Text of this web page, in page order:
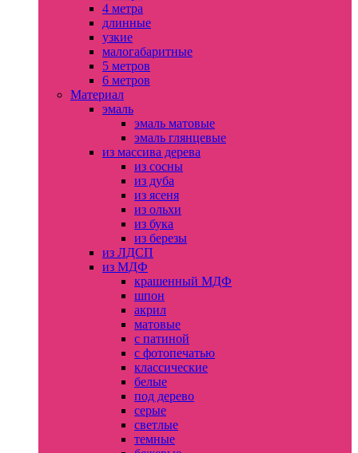
4 метра
длинные
узкие
малогабаритные
5 метров
6 метров
Материал
эмаль
эмаль матовые
эмаль глянцевые
из массива дерева
из сосны
из дуба
из ясеня
из ольхи
из бука
из березы
из ЛДСП
из МДФ
крашенный МДФ
шпон
акрил
матовые
с патиной
с фотопечатью
классические
белые
под дерево
серые
светлые
темные